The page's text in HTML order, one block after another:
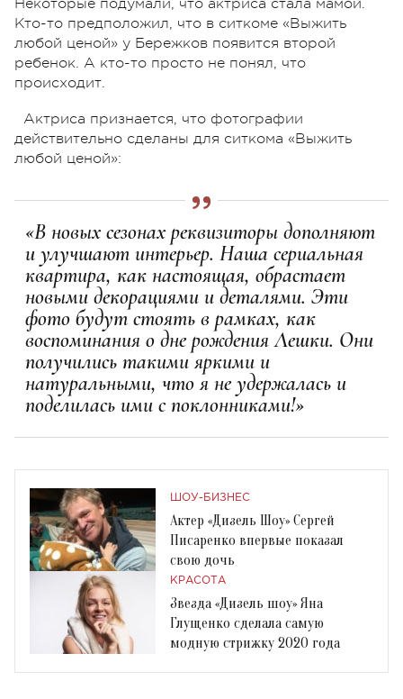
Некоторые подумали, что актриса стала мамой.
Кто-то предположил, что в ситкоме «Выжить
любой ценой» у Бережков появится второй
ребенок. А кто-то просто не понял, что
происходит.
Актриса признается, что фотографии
действительно сделаны для ситкома «Выжить
любой ценой»:
«В новых сезонах реквизиторы дополняют
и улучшают интерьер. Наша сериальная
квартира, как настоящая, обрастает
новыми декорациями и деталями. Эти
фото будут стоять в рамках, как
воспоминания о дне рождения Лешки. Они
получились такими яркими и
натуральными, что я не удержалась и
поделилась ими с поклонниками!»
ШОУ-БИЗНЕС
Актер «Дизель Шоу» Сергей
Писаренко впервые показал
свою дочь
КРАСОТА
Звезда «Дизель шоу» Яна
Глущенко сделала самую
модную стрижку 2020 года